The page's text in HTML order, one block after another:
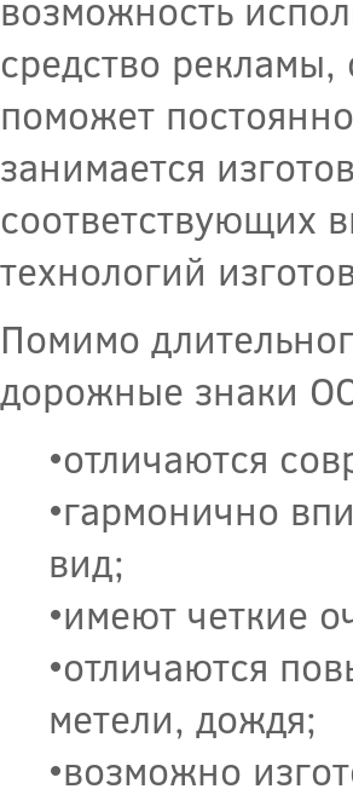
средство
поможет
занимается
соответствующих
технологий
Помимо
дорожные знаки
•отличаются
•гармонично
вид;
•имеют четкие
•отличаются
метели, дождя;
•возможно